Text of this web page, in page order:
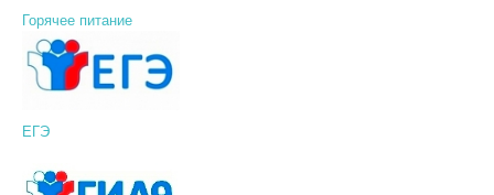
Горячее питание
ЕГЭ